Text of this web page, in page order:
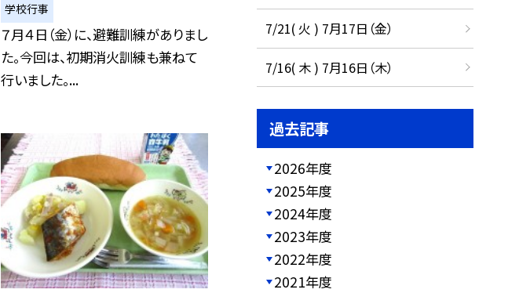
学校行事
７月４日（金）に、避難訓練がありまし
た。今回は、初期消火訓練も兼ねて
行いました。...
7/21( 火 ) 7月17日（金）
7/16( 木 ) 7月16日（木）
過去記事
2026年度
2025年度
2024年度
2023年度
2022年度
2021年度